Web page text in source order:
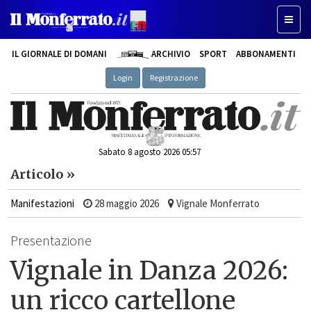
IL GIORNALE DI DOMANI ARCHIVIO SPORT ABBONAMENTI
Login Registrazione
Sabato 8 agosto 2026 05:57
Articolo »
Manifestazioni 28 maggio 2026 Vignale Monferrato
Presentazione
Vignale in Danza 2026:
un ricco cartellone